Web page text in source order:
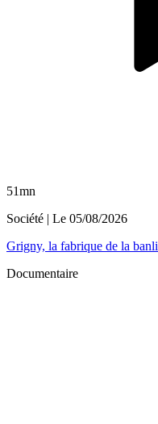
51mn
Société | Le 05/08/2026
Grigny, la fabrique de la
Documentaire